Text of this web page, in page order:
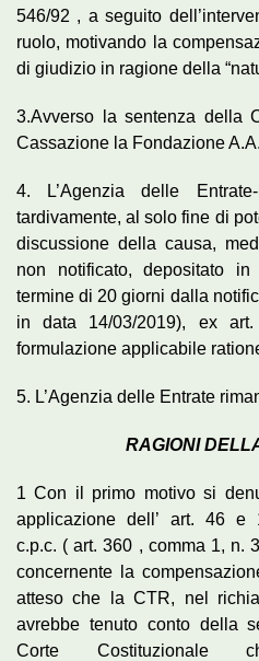
546/92 , a seguito
ruolo, motivando la
di giudizio in ragione della
3.Avverso la sentenza della
Cassazione la Fondazione
4. L’Agenzia delle
tardivamente, al solo fine di
discussione della causa,
non notificato, depositato
termine di 20 giorni dalla
in data 14/03/2019), ex
formulazione applicabile
5. L’Agenzia delle Entrate
RAGIONI
1 Con il primo motivo si
applicazione dell’ art. 46 e
c.p.c. ( art. 360 , comma 1, n.
concernente la
atteso che la CTR, nel
avrebbe tenuto conto della
Corte Costituzionale